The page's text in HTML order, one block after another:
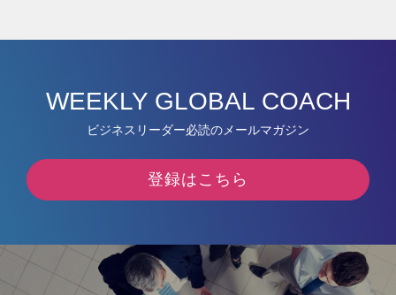
WEEKLY GLOBAL COACH
ビジネスリーダー必読のメールマガジン
登録はこちら